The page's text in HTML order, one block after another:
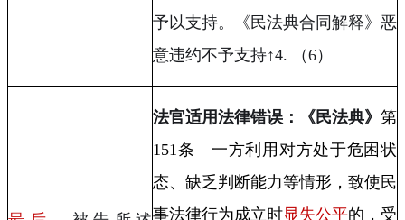
予以支持。《民法典合同解释》恶
意违约不予支持↑4. （6）
法官适用法律错误：《民法典》 第
151 条 一方利用对方处于危困状
态、缺乏判断能力等情形，致使民
事法律行为成立时显失公平的，受